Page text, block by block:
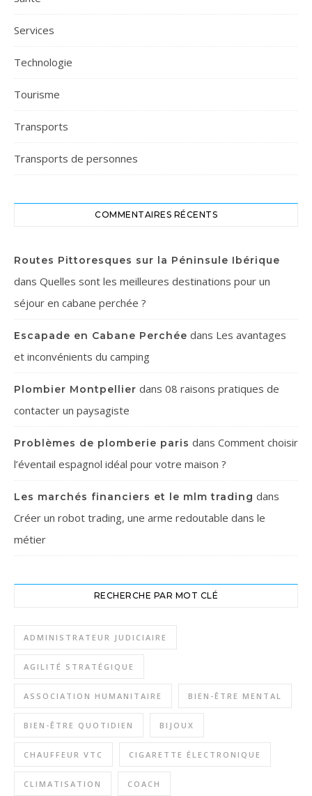
Services
Technologie
Tourisme
Transports
Transports de personnes
COMMENTAIRES RÉCENTS
Routes Pittoresques sur la Péninsule Ibérique
dans Quelles sont les meilleures destinations pour un
séjour en cabane perchée ?
Escapade en Cabane Perchée dans Les avantages
et inconvénients du camping
Plombier Montpellier dans 08 raisons pratiques de
contacter un paysagiste
Problèmes de plomberie paris dans Comment choisir
l’éventail espagnol idéal pour votre maison ?
Les marchés financiers et le mlm trading dans
Créer un robot trading, une arme redoutable dans le
métier
RECHERCHE PAR MOT CLÉ
ADMINISTRATEUR JUDICIAIRE
AGILITÉ STRATÉGIQUE
ASSOCIATION HUMANITAIRE BIEN-ÊTRE MENTAL
BIEN-ÊTRE QUOTIDIEN BIJOUX
CHAUFFEUR VTC CIGARETTE ÉLECTRONIQUE
CLIMATISATION COACH